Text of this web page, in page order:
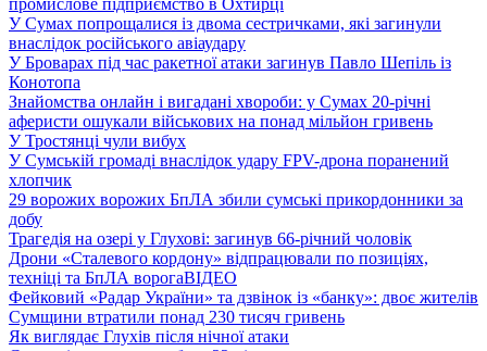
промислове підприємство в Охтирці
У Сумах попрощалися із двома сестричками, які загинули
внаслідок російського авіаудару
У Броварах під час ракетної атаки загинув Павло Шепіль із
Конотопа
Знайомства онлайн і вигадані хвороби: у Сумах 20-річні
аферисти ошукали військових на понад мільйон гривень
У Тростянці чули вибух
У Сумській громаді внаслідок удару FPV-дрона поранений
хлопчик
29 ворожих ворожих БпЛА збили сумські прикордонники за
добу
Трагедія на озері у Глухові: загинув 66-річний чоловік
Дрони «Сталевого кордону» відпрацювали по позиціях,
техніці та БпЛА ворогаВІДЕО
Фейковий «Радар України» та дзвінок із «банку»: двоє жителів
Сумщини втратили понад 230 тисяч гривень
Як виглядає Глухів після нічної атаки